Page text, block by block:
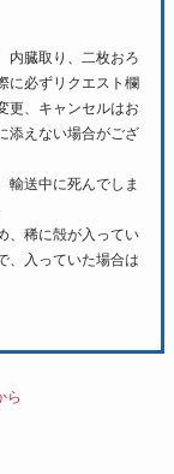
内臓取り、二枚おろ
に必ずリクエスト欄
更、キャンセルはお
添えない場合がござ
輸送中に死んでしま
、稀に殻が入ってい
、入っていた場合は
ら